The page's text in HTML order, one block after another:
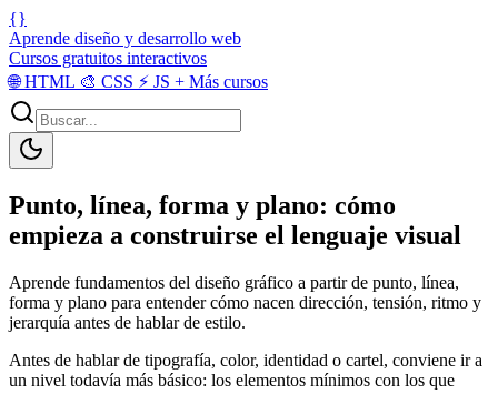
{}
Aprende diseño y desarrollo web
Cursos gratuitos interactivos
🌐HTML 🎨 CSS ⚡ JS + Más cursos
Punto, línea, forma y plano: cómo
empieza a construirse el lenguaje visual
Aprende fundamentos del diseño gráfico a partir de punto, línea,
forma y plano para entender cómo nacen dirección, tensión, ritmo y
jerarquía antes de hablar de estilo.
Antes de hablar de tipografía, color, identidad o cartel, conviene ir a
un nivel todavía más básico: los elementos mínimos con los que